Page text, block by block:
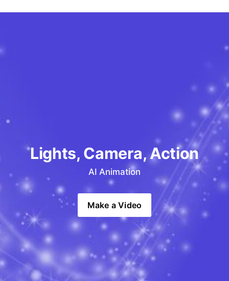
Lights, Camera, Action
AI Animation
Make a Video